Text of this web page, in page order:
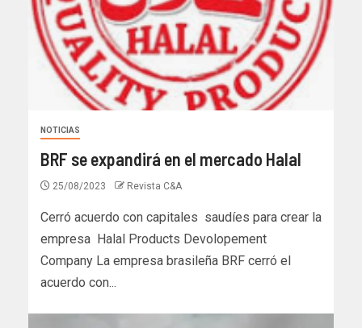
NOTICIAS
BRF se expandirá en el mercado Halal
25/08/2023 Revista C&A
Cerró acuerdo con capitales saudíes para crear la
empresa Halal Products Devolopement
Company La empresa brasileña BRF cerró el
acuerdo con...